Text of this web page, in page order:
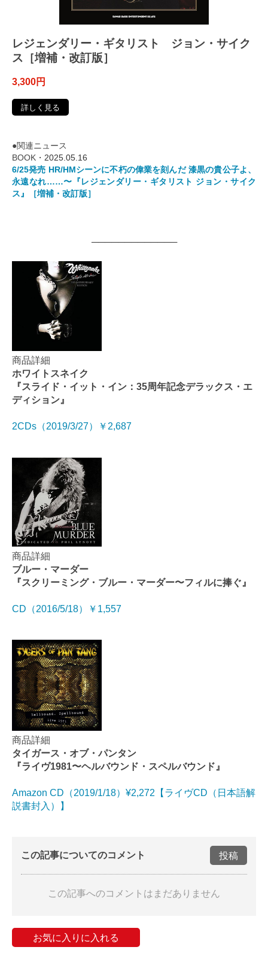
レジェンダリー・ギタリスト ジョン・サイク
ス［増補・改訂版］
3,300円
詳しく見る
●関連ニュース
BOOK・ 2025.05.16
6/25発売 HR/HMシーンに不朽の偉業を刻んだ 漆黒の貴公子よ、
永遠なれ……〜『レジェンダリー・ギタリスト ジョン・サイク
ス』［増補・改訂版］
─────────────
商品詳細
ホワイトスネイク
『スライド・イット・イン：35周年記念デラックス・エ
ディション』
2CDs（2019/3/27）￥2,687
商品詳細
ブルー・マーダー
『スクリーミング・ブルー・マーダー〜フィルに捧ぐ』
CD（2016/5/18）￥1,557
商品詳細
タイガース・オブ・パンタン
『ライヴ1981〜ヘルバウンド・スペルバウンド』
Amazon CD（2019/1/18）¥2,272【ライヴCD（日本語解
説書封入）】
この記事についてのコメント 投稿
この記事へのコメントはまだありません
お気に入りに入れる